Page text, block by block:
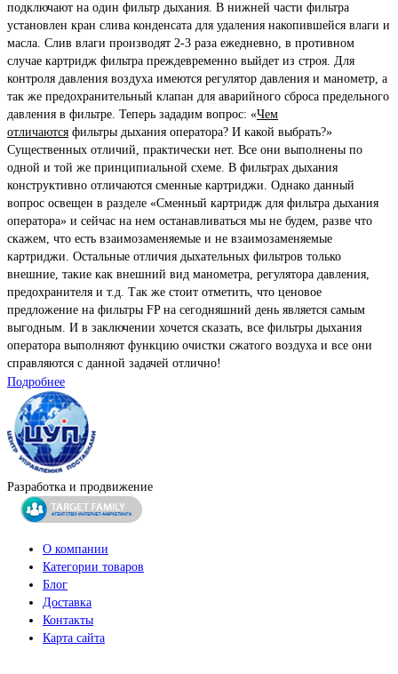
подключают на один фильтр дыхания. В нижней части фильтра
установлен кран слива конденсата для удаления накопившейся влаги и
масла. Слив влаги производят 2-3 раза ежедневно, в противном
случае картридж фильтра преждевременно выйдет из строя. Для
контроля давления воздуха имеются регулятор давления и манометр, а
так же предохранительный клапан для аварийного сброса предельного
давления в фильтре. Теперь зададим вопрос: «Чем
отличаются фильтры дыхания оператора? И какой выбрать?»
Существенных отличий, практически нет. Все они выполнены по
одной и той же принципиальной схеме. В фильтрах дыхания
конструктивно отличаются сменные картриджи. Однако данный
вопрос освещен в разделе «Сменный картридж для фильтра дыхания
оператора» и сейчас на нем останавливаться мы не будем, разве что
скажем, что есть взаимозаменяемые и не взаимозаменяемые
картриджи. Остальные отличия дыхательных фильтров только
внешние, такие как внешний вид манометра, регулятора давления,
предохранителя и т.д. Так же стоит отметить, что ценовое
предложение на фильтры FP на сегодняшний день является самым
выгодным. И в заключении хочется сказать, все фильтры дыхания
оператора выполняют функцию очистки сжатого воздуха и все они
справляются с данной задачей отлично!
Подробнее
Разработка и продвижение
О компании
Категории товаров
Блог
Доставка
Контакты
Карта сайта